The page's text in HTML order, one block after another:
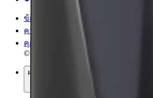
ข้อกำหนด และเงื่อนไข
ความเป็นส่วนตัว
คุกกี้
© 2026 Bolt Technology OÜ
ผลิตภัณฑ์